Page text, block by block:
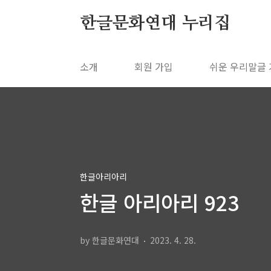
한글문화연대 누리집
소개 회원 가입 쉬운 우리말글
한글아리아리
한글 아리아리 923
by 한글문화연대 2023. 4. 28.